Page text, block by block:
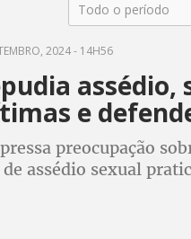
Todo o período
2024 - 14H56
assédio,
e
preocupação
assédio sexual